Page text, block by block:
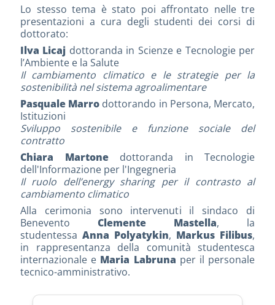
Lo stesso tema è stato poi affrontato nelle tre
presentazioni a cura degli studenti dei corsi di
dottorato:
Ilva Licaj dottoranda in Scienze e Tecnologie per
l’Ambiente e la Salute
Il cambiamento climatico e le strategie per la
sostenibilità nel sistema agroalimentare
Pasquale Marro dottorando in Persona, Mercato,
Istituzioni
Sviluppo sostenibile e funzione sociale del
contratto
Chiara Martonedottoranda in Tecnologie
dell'Informazione per l'Ingegneria
Il ruolo dell’energy sharing per il contrasto al
cambiamento climatico
Alla cerimonia sono intervenuti il sindaco di
Benevento Clemente Mastella, la
studentessa Anna Polyatykin, Markus Filibus,
in rappresentanza della comunità studentesca
internazionale e Maria Labruna per il personale
tecnico-amministrativo.